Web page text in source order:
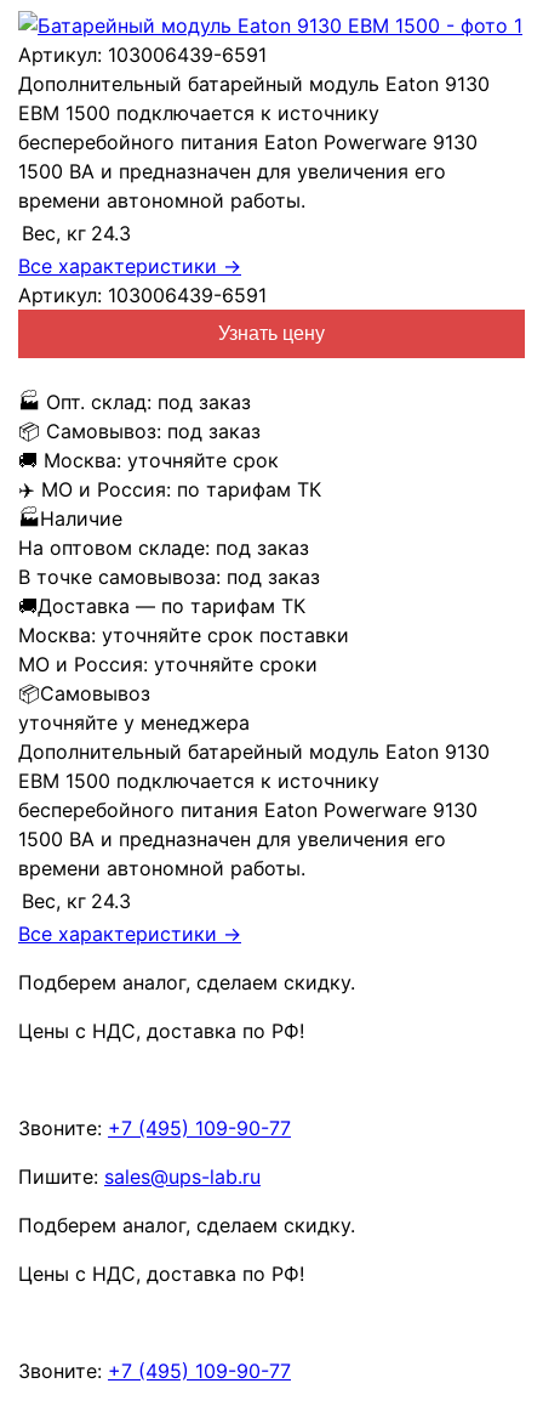
Артикул: 103006439-6591
Дополнительный батарейный модуль Eaton 9130
EBM 1500 подключается к источнику
бесперебойного питания Eaton Powerware 9130
1500 ВА и предназначен для увеличения его
времени автономной работы.
Вес, кг 24.3
Все характеристики →
Артикул: 103006439-6591
Узнать цену
🏭 Опт. склад: под заказ
📦 Самовывоз: под заказ
🚚 Москва: уточняйте срок
✈️ МО и Россия: по тарифам ТК
🏭Наличие
На оптовом складе: под заказ
В точке самовывоза: под заказ
🚚Доставка — по тарифам ТК
Москва: уточняйте срок поставки
МО и Россия: уточняйте сроки
📦Самовывоз
уточняйте у менеджера
Дополнительный батарейный модуль Eaton 9130
EBM 1500 подключается к источнику
бесперебойного питания Eaton Powerware 9130
1500 ВА и предназначен для увеличения его
времени автономной работы.
Вес, кг 24.3
Все характеристики →
Подберем аналог, сделаем скидку.
Цены с НДС, доставка по РФ!
Звоните: +7 (495) 109-90-77
Пишите: sales@ups-lab.ru
Подберем аналог, сделаем скидку.
Цены с НДС, доставка по РФ!
Звоните: +7 (495) 109-90-77